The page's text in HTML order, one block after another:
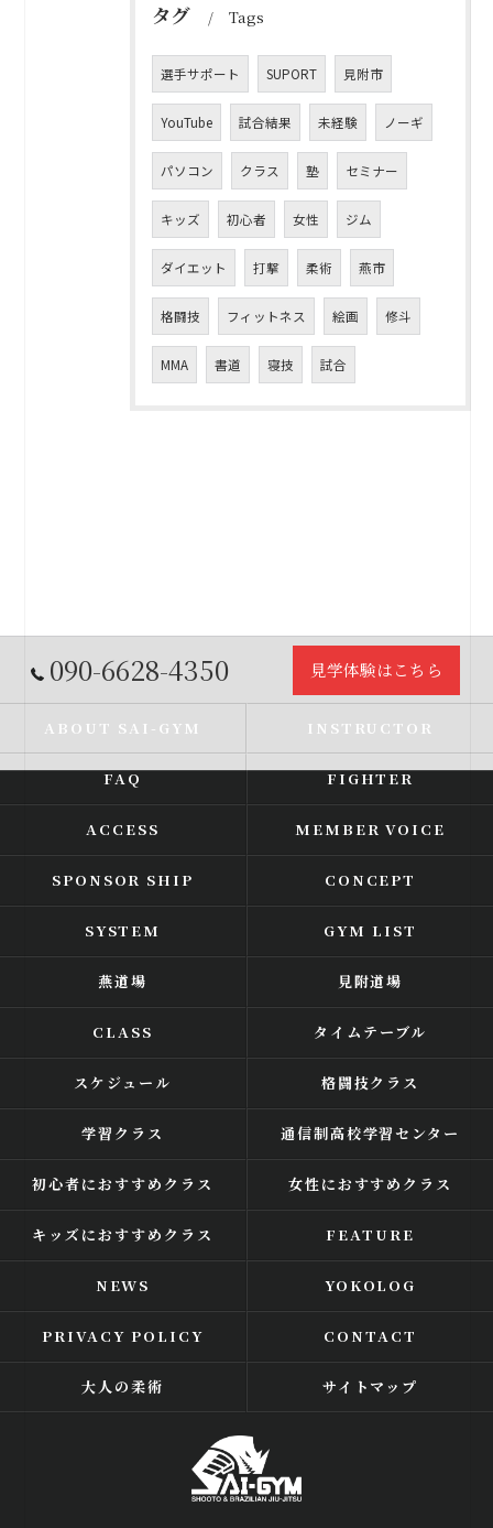
タグ Tags
選手サポート SUPORT 見附市
YouTube 試合結果 未経験 ノーギ
パソコン クラス 塾 セミナー
キッズ 初心者 女性 ジム
ダイエット 打撃 柔術 燕市
格闘技 フィットネス 絵画 修斗
MMA 書道 寝技 試合
090-6628-4350 見学体験はこちら
ABOUT SAI-GYM INSTRUCTOR
FAQ FIGHTER
ACCESS MEMBER VOICE
SPONSOR SHIP CONCEPT
SYSTEM GYM LIST
燕道場 見附道場
CLASS タイムテーブル
スケジュール 格闘技クラス
学習クラス 通信制高校学習センター
初心者におすすめクラス 女性におすすめクラス
キッズにおすすめクラス FEATURE
NEWS YOKOLOG
PRIVACY POLICY CONTACT
大人の柔術 サイトマップ